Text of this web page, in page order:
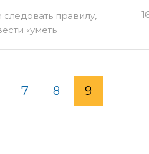
правилу,
«уметь
7 8 9